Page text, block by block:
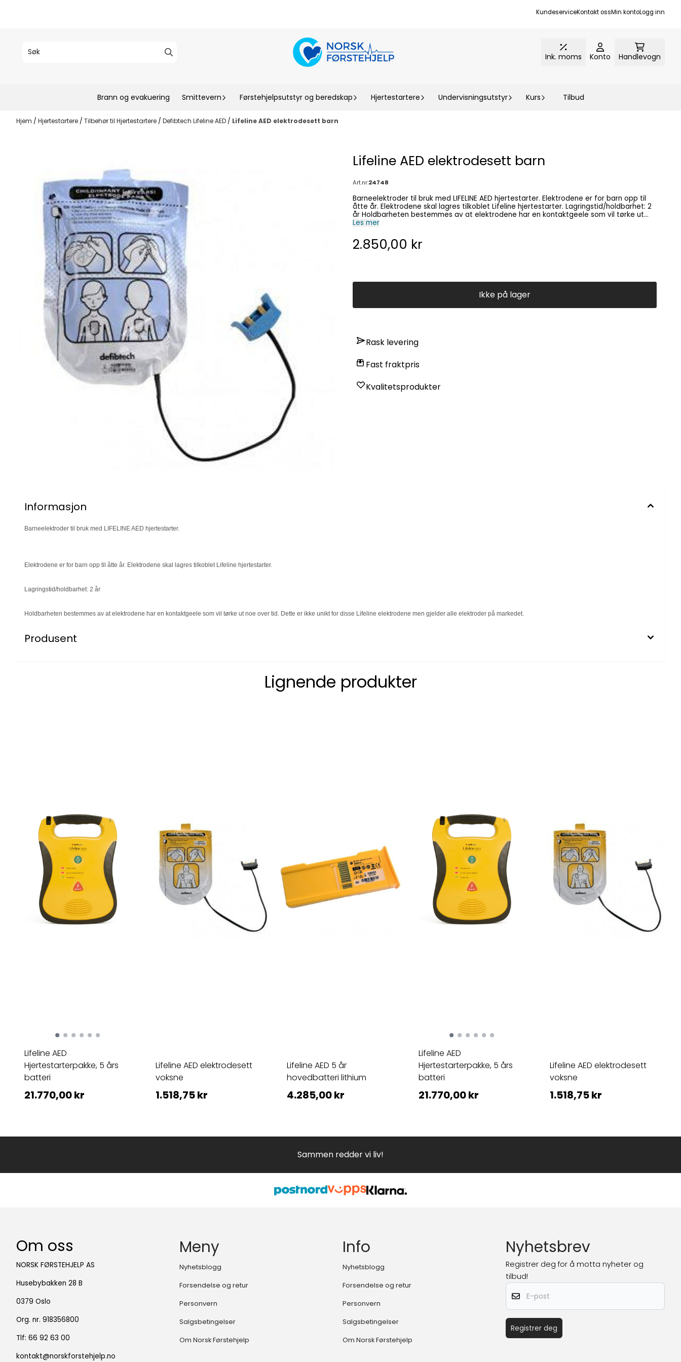
KundeserviceKontakt ossMin kontoLogg inn
Ink. moms Konto Handlevogn
Brann og evakuering Smittevern Førstehjelpsutstyr og beredskap Hjertestartere Undervisningsutstyr Kurs Tilbud
Hjem / Hjertestartere / Tilbehør til Hjertestartere / Defibtech Lifeline AED / Lifeline AED elektrodesett barn
Lifeline AED elektrodesett barn
Art.nr:24748
Barneelektroder til bruk med LIFELINE AED hjertestarter. Elektrodene er for barn opp til
åtte år. Elektrodene skal lagres tilkoblet Lifeline hjertestarter. Lagringstid/holdbarhet: 2
år Holdbarheten bestemmes av at elektrodene har en kontaktgeele som vil tørke ut
noe over tid. Dette er ikke unikt for disse Lifeline elektrodene men gjelder alle
Les mer
2.850,00 kr
Ikke på lager
Rask levering
Fast fraktpris
Kvalitetsprodukter
Informasjon
Barneelektroder til bruk med LIFELINE AED hjertestarter.
Elektrodene er for barn opp til åtte år. Elektrodene skal lagres tilkoblet Lifeline hjertestarter.
Lagringstid/holdbarhet: 2 år
Holdbarheten bestemmes av at elektrodene har en kontaktgeele som vil tørke ut noe over tid. Dette er ikke unikt for disse Lifeline elektrodene men gjelder alle elektroder på markedet.
Produsent
Lignende produkter
Lifeline AED
Hjertestarterpakke, 5 års
batteri
21.770,00 kr
Lifeline AED elektrodesett
voksne
1.518,75 kr
Lifeline AED 5 år
hovedbatteri lithium
4.285,00 kr
Lifeline AED
Hjertestarterpakke, 5 års
batteri
21.770,00 kr
Lifeline AED elektrodesett
voksne
1.518,75 kr
Sammen redder vi liv!
Om oss
NORSK FØRSTEHJELP AS
Husebybakken 28 B
0379 Oslo
Org. nr. 918356800
Tlf: 66 92 63 00
kontakt@norskforstehjelp.no
Meny
Nyhetsblogg
Forsendelse og retur
Personvern
Salgsbetingelser
Om Norsk Førstehjelp
Info
Nyhetsblogg
Forsendelse og retur
Personvern
Salgsbetingelser
Om Norsk Førstehjelp
Nyhetsbrev
Registrer deg for å motta nyheter og
tilbud!
E-post
Registrer deg